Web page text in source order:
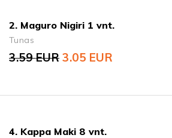
2. Maguro Nigiri 1 vnt.
Tunas
3.59EUR
Original price was: 3.59 EUR.
3.05 EUR
Current price is: 3.05 EUR.
4. Kappa Maki 8 vnt.